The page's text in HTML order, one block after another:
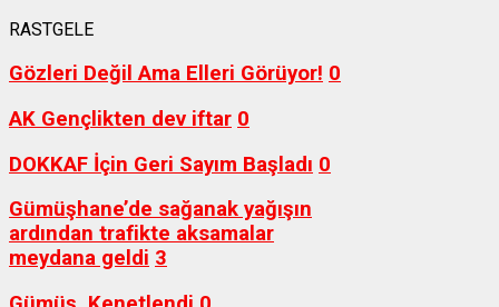
RASTGELE
Gözleri Değil Ama Elleri Görüyor! 0
AK Gençlikten dev iftar 0
DOKKAF İçin Geri Sayım Başladı 0
Gümüşhane’de sağanak yağışın
ardından trafikte aksamalar
meydana geldi 3